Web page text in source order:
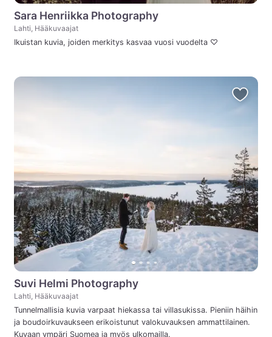
Sara Henriikka Photography
Lahti, Hääkuvaajat
Ikuistan kuvia, joiden merkitys kasvaa vuosi vuodelta ♡
Suvi Helmi Photography
Lahti, Hääkuvaajat
Tunnelmallisia kuvia varpaat hiekassa tai villasukissa. Pieniin häihin
ja boudoirkuvaukseen erikoistunut valokuvauksen ammattilainen.
Kuvaan ympäri Suomea ja myös ulkomailla.